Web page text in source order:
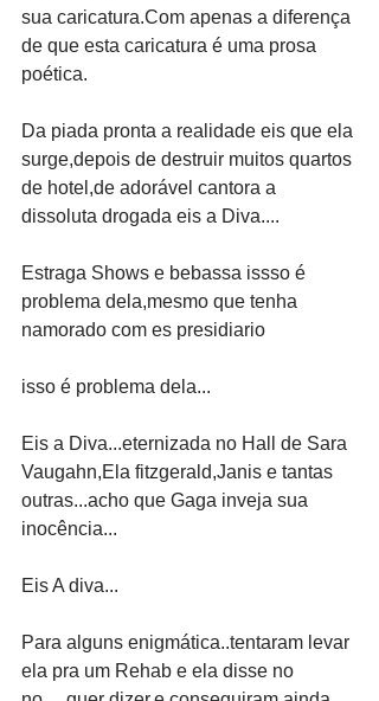
sua caricatura.Com apenas a diferença
de que esta caricatura é uma prosa
poética.
Da piada pronta a realidade eis que ela
surge,depois de destruir muitos quartos
de hotel,de adorável cantora a
dissoluta drogada eis a Diva....
Estraga Shows e bebassa issso é
problema dela,mesmo que tenha
namorado com es presidiario
isso é problema dela...
Eis a Diva...eternizada no Hall de Sara
Vaugahn,Ela fitzgerald,Janis e tantas
outras...acho que Gaga inveja sua
inocência...
Eis A diva...
Para alguns enigmática..tentaram levar
ela pra um Rehab e ela disse no